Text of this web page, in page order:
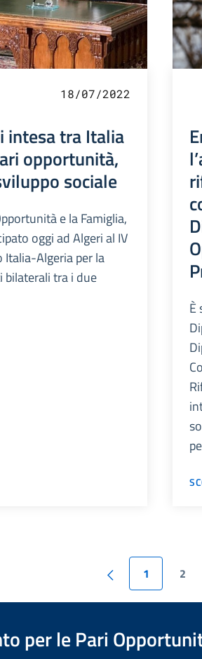
18/07/2022
intesa tra Italia
opportunità,
sociale
e la Famiglia,
oggi ad Algeri al IV
Algeria per la
bilaterali tra i due
È
1 2
per le Pari